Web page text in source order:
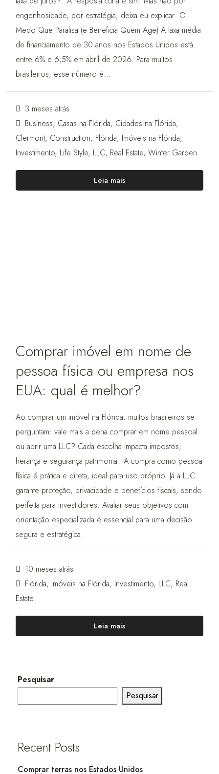
engenhosidade, por estratégia, deixa eu explicar: O
Medo Que Paralisa (e Beneficia Quem Age) A taxa média
de financiamento de 30 anos nos Estados Unidos está
entre 6% e 6,5% em abril de 2026. Para muitos
brasileiros, esse número é...
3 meses atrás
Business, Casas na Flórida, Cidades na Flórida,
Clermont, Construction, Flórida, Imóveis na Flórida,
Investimento, Life Style, LLC, Real Estate, Winter Garden
Leia mais
Comprar imóvel em nome de
pessoa física ou empresa nos
EUA: qual é melhor?
Ao comprar um imóvel na Flórida, muitos brasileiros se
perguntam: vale mais a pena comprar em nome pessoal
ou abrir uma LLC? Cada escolha impacta impostos,
herança e segurança patrimonial. A compra como pessoa
física é prática e direta, ideal para uso próprio. Já a LLC
garante proteção, privacidade e benefícios fiscais, sendo
perfeita para investidores. Avaliar seus objetivos com
orientação especializada é essencial para uma decisão
segura e estratégica.
10 meses atrás
Flórida, Imóveis na Flórida, Investimento, LLC, Real
Estate
Leia mais
Pesquisar
Pesquisar
Recent Posts
Comprar terras nos Estados Unidos